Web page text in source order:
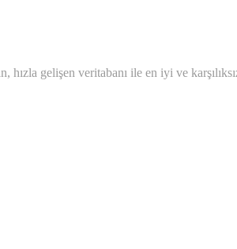
gelişen veritabanı ile en iyi ve